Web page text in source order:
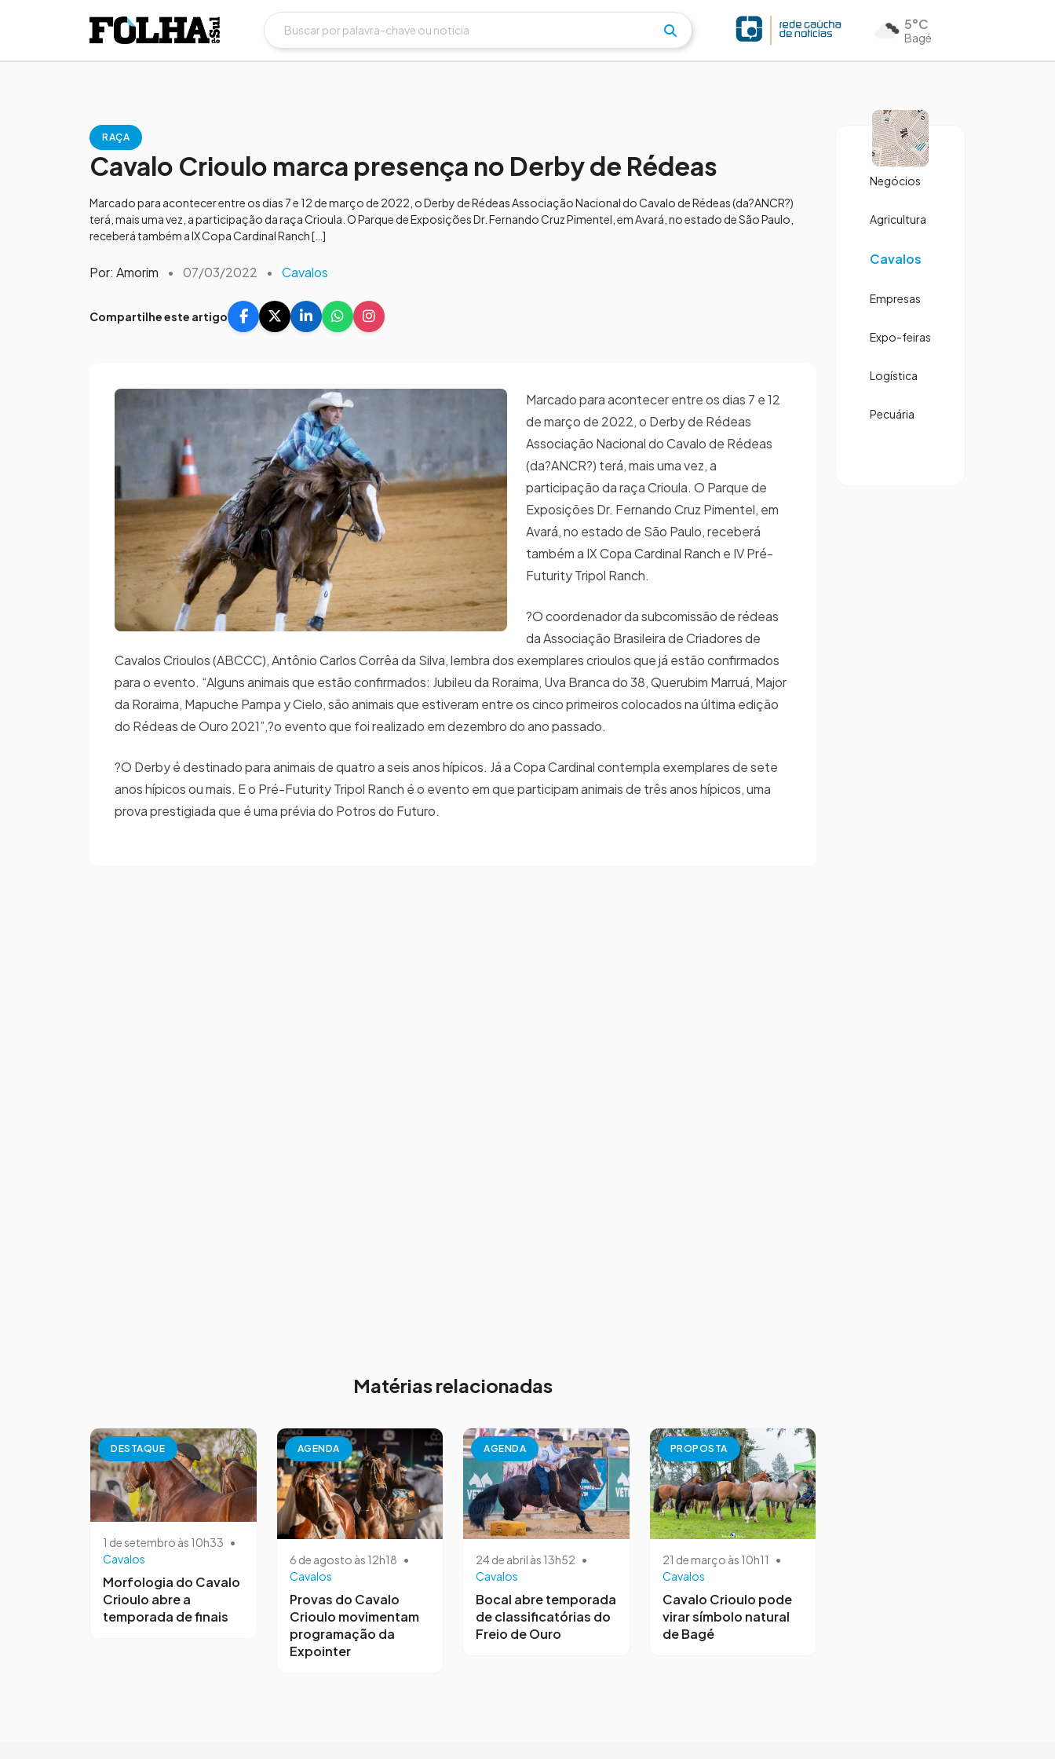
5°C
Bagé
RAÇA
Cavalo Crioulo marca presença no Derby de Rédeas
Marcado para acontecer entre os dias 7 e 12 de março de 2022, o Derby de Rédeas Associação Nacional do Cavalo de Rédeas (da?ANCR?)
terá, mais uma vez, a participação da raça Crioula. O Parque de Exposições Dr. Fernando Cruz Pimentel, em Avará, no estado de São Paulo,
receberá também a IX Copa Cardinal Ranch […]
Por: Amorim • 07/03/2022 • Cavalos
Compartilhe este artigo
Marcado para acontecer entre os dias 7 e 12
de março de 2022, o Derby de Rédeas
Associação Nacional do Cavalo de Rédeas
(da?ANCR?) terá, mais uma vez, a
participação da raça Crioula. O Parque de
Exposições Dr. Fernando Cruz Pimentel, em
Avará, no estado de São Paulo, receberá
também a IX Copa Cardinal Ranch e IV Pré-
Futurity Tripol Ranch.
?O coordenador da subcomissão de rédeas
da Associação Brasileira de Criadores de
Cavalos Crioulos (ABCCC), Antônio Carlos Corrêa da Silva, lembra dos exemplares crioulos que já estão confirmados
para o evento. “Alguns animais que estão confirmados: Jubileu da Roraima, Uva Branca do 38, Querubim Marruá, Major
da Roraima, Mapuche Pampa y Cielo, são animais que estiveram entre os cinco primeiros colocados na última edição
do Rédeas de Ouro 2021”,?o evento que foi realizado em dezembro do ano passado.
?O Derby é destinado para animais de quatro a seis anos hípicos. Já a Copa Cardinal contempla exemplares de sete
anos hípicos ou mais. E o Pré-Futurity Tripol Ranch é o evento em que participam animais de três anos hípicos, uma
prova prestigiada que é uma prévia do Potros do Futuro.
Matérias relacionadas
DESTAQUE
1 de setembro às 10h33 •
Cavalos
Morfologia do Cavalo
Crioulo abre a
temporada de finais
AGENDA
6 de agosto às 12h18 •
Cavalos
Provas do Cavalo
Crioulo movimentam
programação da
Expointer
AGENDA
24 de abril às 13h52 •
Cavalos
Bocal abre temporada
de classificatórias do
Freio de Ouro
PROPOSTA
21 de março às 10h11
•
Cavalos
Cavalo Crioulo pode
virar símbolo natural
de Bagé
Negócios
Agricultura
Cavalos
Empresas
Expo-feiras
Logística
Pecuária